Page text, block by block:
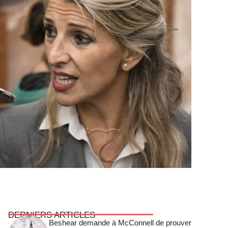
DERNIERS ARTICLES
Beshear demande à McConnell de prouver